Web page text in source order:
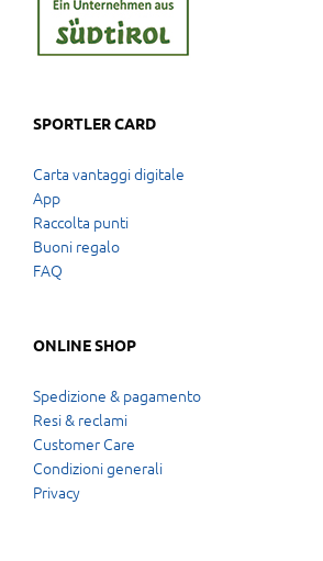
SPORTLER CARD
Carta vantaggi digitale
App
Raccolta punti
Buoni regalo
FAQ
ONLINE SHOP
Spedizione & pagamento
Resi & reclami
Customer Care
Condizioni generali
Privacy